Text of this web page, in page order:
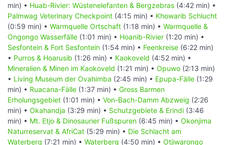
min) • Huab-Rivier: Wüstenelefanten & Bergzebras (4:42 min) •
Palmwag Veterinary Checkpoint (4:15 min) • Khowarib Schlucht
(0:59 min) • Warmquelle Ortschaft (1:18 min) • Warmquelle &
Ongongo Wasserfälle (1:01 min) • Hoanib-Rivier (1:20 min) •
Sesfontein & Fort Sesfontein (1:54 min) • Feenkreise (6:22 min)
• Purros & Hoarusib (1:26 min) • Kaokoveld (4:52 min) •
Mineralien & Minen im Kaokoveld (1:21 min) • Opuwo (2:13 min)
• Living Museum der Ovahimba (2:45 min) • Epupa-Fälle (1:29
min) • Ruacana-Fälle (1:37 min) • Gross Barmen
Erholungsgebiet (1:01 min) • Von-Bach-Damm Abzweig (2:26
min) • Okahandja (3:29 min) • Schutzgebiete & Erindi (3:46
min) • Mt. Etjo & Dinosaurier Fußspuren (6:45 min) • Okonjima
Naturreservat & AfriCat (5:29 min) • Die Schlacht am
Waterberg (7:21 min) • Waterberg (4:50 min) • Otjiwarongo